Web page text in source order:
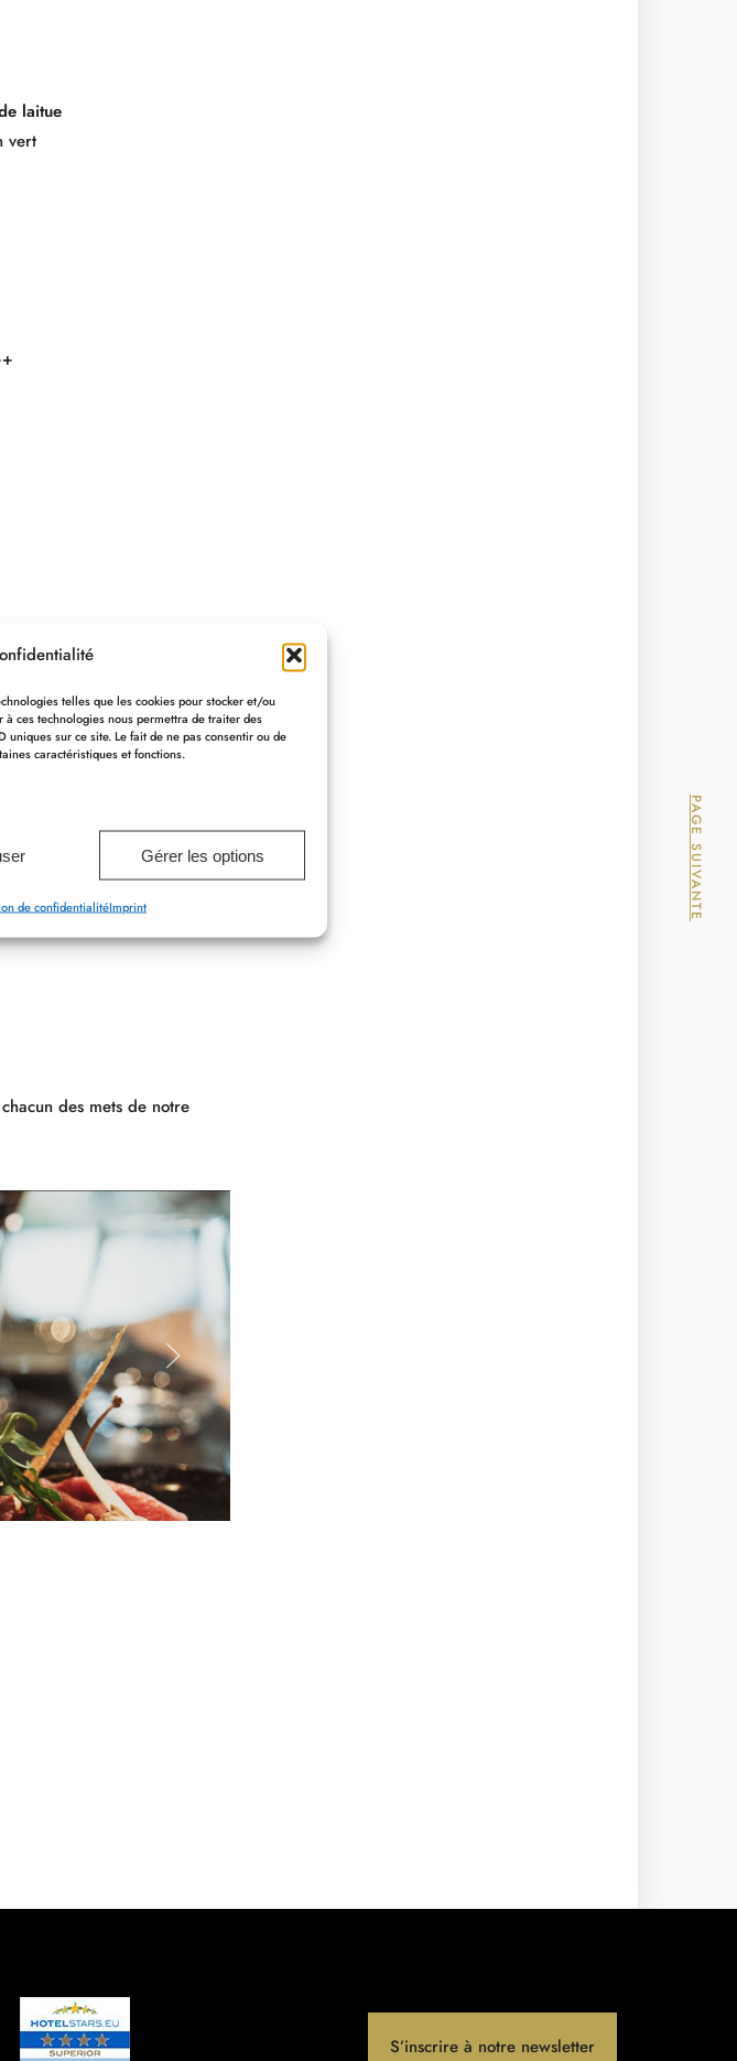
telles que les cookies pour stocker et/ou
ces technologies nous permettra de traiter des
sur ce site. Le fait de ne pas consentir ou de
caractéristiques et fonctions.
Gérer les options
de confidentialitéImprint
laitue
vert
sureau
des mets de notre
PAGE SUIVANTE
S’inscrire à notre newsletter